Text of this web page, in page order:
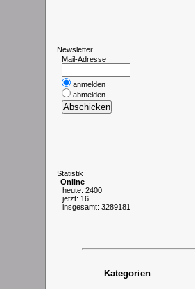
Newsletter
Mail-Adresse
anmelden
abmelden
Statistik
Online
heute: 2400
jetzt: 16
insgesamt: 3289181
Kategorien